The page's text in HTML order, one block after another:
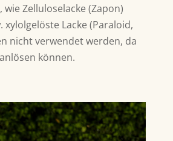
wie Zelluloselacke (Zapon)
Lacke (Paraloid,
nicht verwendet werden, da
können.